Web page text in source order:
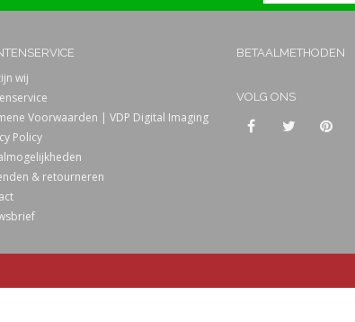
wij
Voorwaarden | VDP Digital Imaging
Policy
& retourneren
BETAALMETHODEN
VOLG ONS